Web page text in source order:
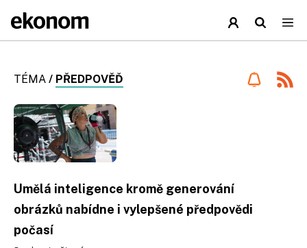
TÉMA / PŘEDPOVĚĎ
Umělá inteligence kromě generování
obrázků nabídne i vylepšené předpovědi
počasí